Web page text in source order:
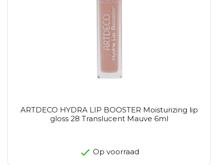
ARTDECO HYDRA LIP BOOSTER Moisturizing lip
gloss 28 Translucent Mauve 6ml
Op voorraad